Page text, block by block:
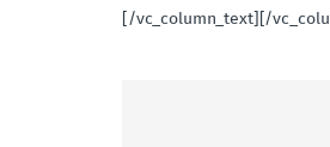
[/vc_column_text][/